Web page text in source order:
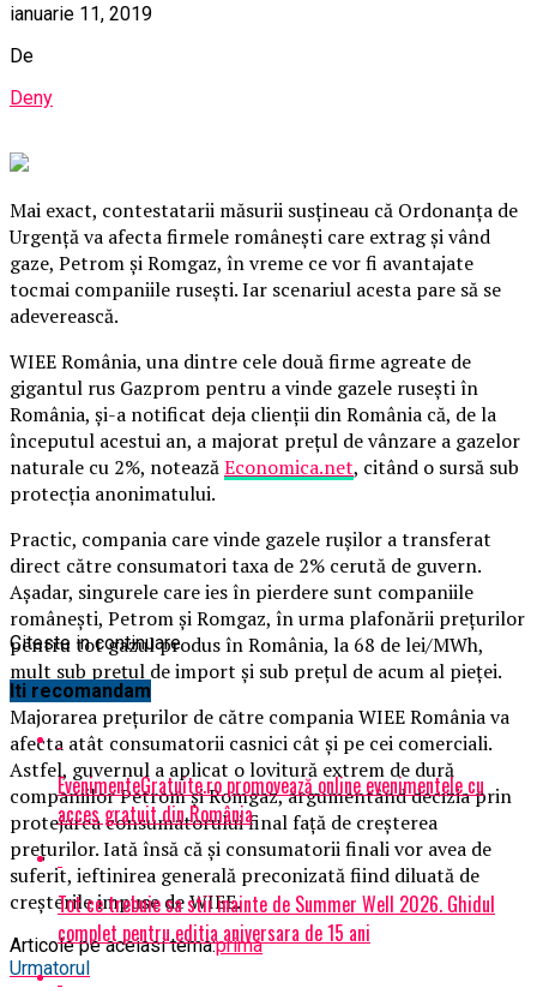
ianuarie 11, 2019
De
Deny
Mai exact, contestatarii măsurii susţineau că Ordonanţa de
Urgenţă va afecta firmele româneşti care extrag şi vând
gaze, Petrom şi Romgaz, în vreme ce vor fi avantajate
tocmai companiile ruseşti. Iar scenariul acesta pare să se
adeverească.
WIEE România, una dintre cele două firme agreate de
gigantul rus Gazprom pentru a vinde gazele ruseşti în
România, şi-a notificat deja clienţii din România că, de la
începutul acestui an, a majorat preţul de vânzare a gazelor
naturale cu 2%, noteazăEconomica.net, citând o sursă sub
protecţia anonimatului.
Practic, compania care vinde gazele ruşilor a transferat
direct către consumatori taxa de 2% cerută de guvern.
Aşadar, singurele care ies în pierdere sunt companiile
româneşti, Petrom şi Romgaz, în urma plafonării preţurilor
pentru tot gazul produs în România, la 68 de lei/MWh,
mult sub preţul de import şi sub preţul de acum al pieţei.
Majorarea preţurilor de către compania WIEE România va
afecta atât consumatorii casnici cât şi pe cei comerciali.
Astfel, guvernul a aplicat o lovitură extrem de dură
companiilor Petrom şi Romgaz, argumentând decizia prin
protejarea consumatorului final faţă de creşterea
preţurilor. Iată însă că şi consumatorii finali vor avea de
suferit, ieftinirea generală preconizată fiind diluată de
creşterile impuse de WIEE.
Articole pe aceiasi tema:prima
Urmatorul
Citeste in continuare
Iti recomandam
EvenimenteGratuite.ro promovează online evenimentele cu
acces gratuit din România
Tot ce trebuie sa stii inainte de Summer Well 2026. Ghidul
complet pentru editia aniversara de 15 ani